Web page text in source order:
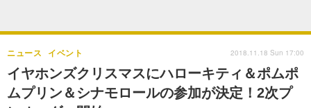
ゲーム・アプリ マンガ
グッズ イベント
特集一覧 カバー
ラキりす
連載マンガ
連載マンガ一覧
番組・動画
番組・動画一覧 ラジオ
連載・ブログ
イヤホンズクリスマスにハローキティ＆ポムポ
ムプリン＆シナモロールの参加が決定！2次プ
ニュース イベント 2018.11.18 Sun 17:00